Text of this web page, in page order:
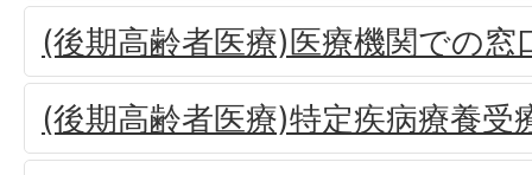
(後期高齢者医療)医療機関での窓
(後期高齢者医療)特定疾病療養受